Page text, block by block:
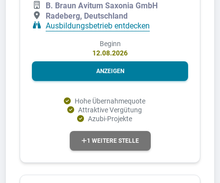
B. Braun Avitum Saxonia GmbH
Radeberg, Deutschland
Ausbildungsbetrieb entdecken
Beginn
12.08.2026
ANZEIGEN
Hohe Übernahmequote
Attraktive Vergütung
Azubi-Projekte
1 WEITERE STELLE